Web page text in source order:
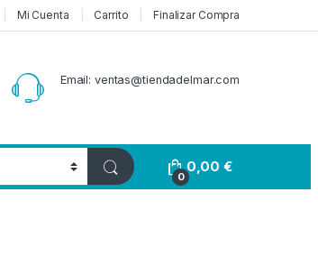
Mi Cuenta Carrito Finalizar Compra
Email: ventas@tiendadelmar.com
0
0,00€